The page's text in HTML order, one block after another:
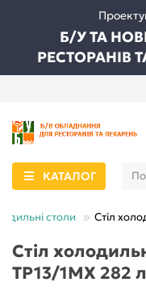
Б/У ТА
РЕСТОРАНІВ
КАТАЛОГ
столи Стіл
Стіл
TP13/1MХ 282